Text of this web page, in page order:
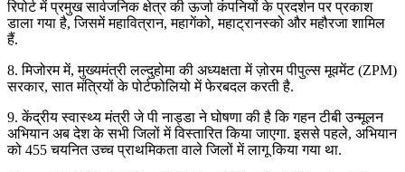
रिपोर्ट में प्रमुख सार्वजनिक क्षेत्र की ऊर्जा कंपनियों के प्रदर्शन पर प्रकाश
डाला गया है, जिसमें महावित्रान, महागेंको, महाट्रानस्को और महौरजा शामिल
हैं.
8. मिजोरम में, मुख्यमंत्री लल्दुहोमा की अध्यक्षता में ज़ोरम पीपुल्स मूवमेंट (ZPM)
सरकार, सात मंत्रियों के पोर्टफोलियो में फेरबदल करती है.
9. केंद्रीय स्वास्थ्य मंत्री जे पी नाड्डा ने घोषणा की है कि गहन टीबी उन्मूलन
अभियान अब देश के सभी जिलों में विस्तारित किया जाएगा. इससे पहले, अभियान
को 455 चयनित उच्च प्राथमिकता वाले जिलों में लागू किया गया था.